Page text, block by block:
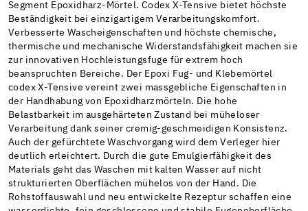
Segment Epoxidharz-Mörtel. Codex X-Tensive bietet höchste
Beständigkeit bei einzigartigem Verarbeitungskomfort.
Verbesserte Wascheigenschaften und höchste chemische,
thermische und mechanische Widerstandsfähigkeit machen sie
zur innovativen Hochleistungsfuge für extrem hoch
beanspruchten Bereiche. Der Epoxi Fug- und Klebemörtel
codex X-Tensive vereint zwei massgebliche Eigenschaften in
der Handhabung von Epoxidharzmörteln. Die hohe
Belastbarkeit im ausgehärteten Zustand bei müheloser
Verarbeitung dank seiner cremig-geschmeidigen Konsistenz.
Auch der gefürchtete Waschvorgang wird dem Verleger hier
deutlich erleichtert. Durch die gute Emulgierfähigkeit des
Materials geht das Waschen mit kalten Wasser auf nicht
strukturierten Oberflächen mühelos von der Hand. Die
Rohstoffauswahl und neu entwickelte Rezeptur schaffen eine